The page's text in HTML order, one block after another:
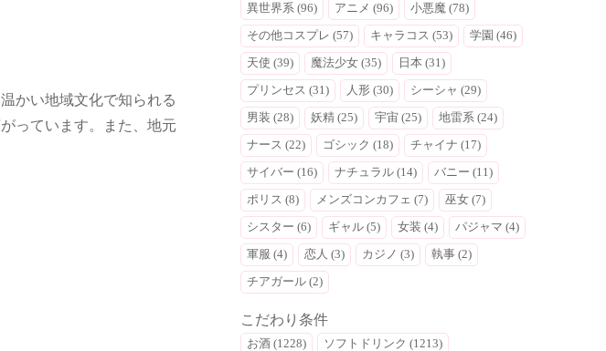
かい地域文化で知られる
っています。また、地元
異世界系 (96) アニメ (96) 小悪魔 (78)
その他コスプレ (57) キャラコス (53) 学園 (46)
天使 (39) 魔法少女 (35) 日本 (31)
プリンセス (31) 人形 (30) シーシャ (29)
男装 (28) 妖精 (25) 宇宙 (25) 地雷系 (24)
ナース (22) ゴシック (18) チャイナ (17)
サイバー (16) ナチュラル (14) バニー (11)
ポリス (8) メンズコンカフェ (7) 巫女 (7)
シスター (6) ギャル (5) 女装 (4) パジャマ (4)
軍服 (4) 恋人 (3) カジノ (3) 執事 (2)
チアガール (2)
こだわり条件
お酒 (1228) ソフトドリンク (1213)